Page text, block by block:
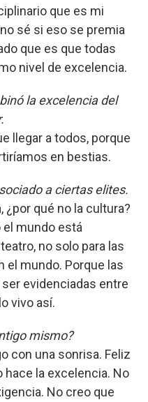
que es mi
sé si eso se premia
que es que todas
nivel de excelencia.
la excelencia del
llegar a todos, porque
en bestias.
a ciertas elites.
qué no la cultura?
el mundo está
no solo para las
el mundo. Porque las
evidenciadas entre
vivo así.
mismo?
con una sonrisa. Feliz
hace la excelencia. No
No creo que